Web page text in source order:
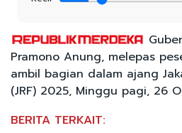
Pramono Anung, melepas
ambil bagian dalam ajang
(JRF) 2025, Minggu pagi, 26
BERITA TERKAIT: